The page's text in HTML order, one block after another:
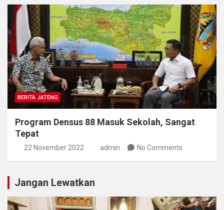
BERITA JATENG
Program Densus 88 Masuk Sekolah, Sangat
Tepat
22 November 2022 admin No Comments
Jangan Lewatkan